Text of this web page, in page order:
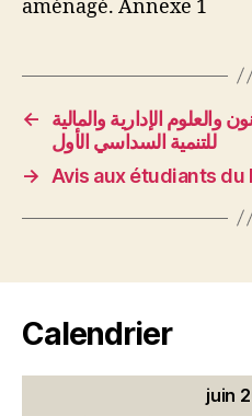
aménagé. Annexe 1
←
والعلوم الإدارية والمالية
للتنمية السداسي الأول
→
Avis aux étudiants du
Calendrier
juin